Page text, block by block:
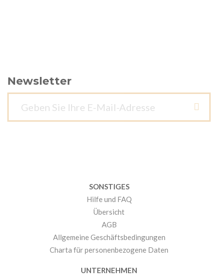
Newsletter
SONSTIGES
Hilfe und FAQ
Übersicht
AGB
Allgemeine Geschäftsbedingungen
Charta für personenbezogene Daten
UNTERNEHMEN